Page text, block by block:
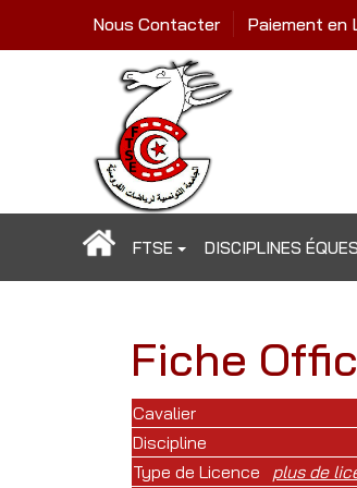
Nous Contacter Paiement en
FTSE DISCIPLINES
Fiche
Cavalier
Discipline
Type de Licence
plus de